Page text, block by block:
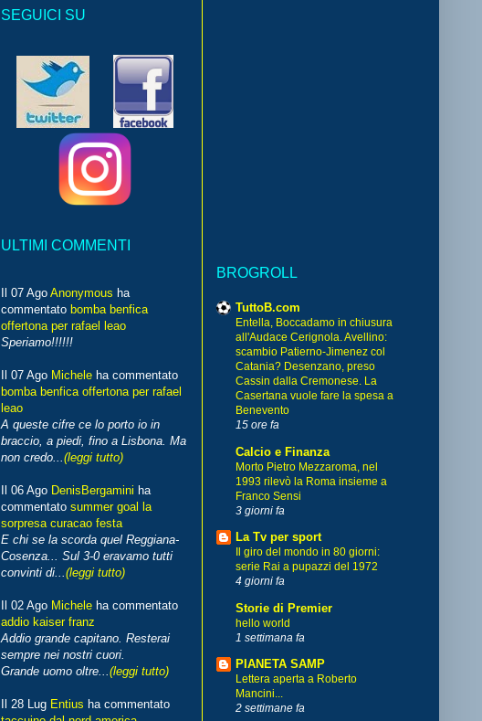
SEGUICI SU
ULTIMI COMMENTI
Il 07 Ago Anonymous ha
commentato bomba benfica
offertona per rafael leao
Speriamo!!!!!!
Il 07 Ago Michele ha commentato
bomba benfica offertona per rafael
leao
A queste cifre ce lo porto io in
braccio, a piedi, fino a Lisbona. Ma
non credo...(leggi tutto)
Il 06 Ago DenisBergamini ha
commentato summer goal la
sorpresa curacao festa
E chi se la scorda quel Reggiana-
Cosenza... Sul 3-0 eravamo tutti
convinti di...(leggi tutto)
Il 02 Ago Michele ha commentato
addio kaiser franz
Addio grande capitano. Resterai
sempre nei nostri cuori.
Grande uomo oltre...(leggi tutto)
Il 28 Lug Entius ha commentato
BROGROLL
TuttoB.com
Entella, Boccadamo in chiusura
all'Audace Cerignola. Avellino:
scambio Patierno-Jimenez col
Catania? Desenzano, preso
Cassin dalla Cremonese. La
Casertana vuole fare la spesa a
Benevento
15 ore fa
Calcio e Finanza
Morto Pietro Mezzaroma, nel
1993 rilevò la Roma insieme a
Franco Sensi
3 giorni fa
La Tv per sport
Il giro del mondo in 80 giorni:
serie Rai a pupazzi del 1972
4 giorni fa
Storie di Premier
hello world
1 settimana fa
PIANETA SAMP
Lettera aperta a Roberto
Mancini...
2 settimane fa